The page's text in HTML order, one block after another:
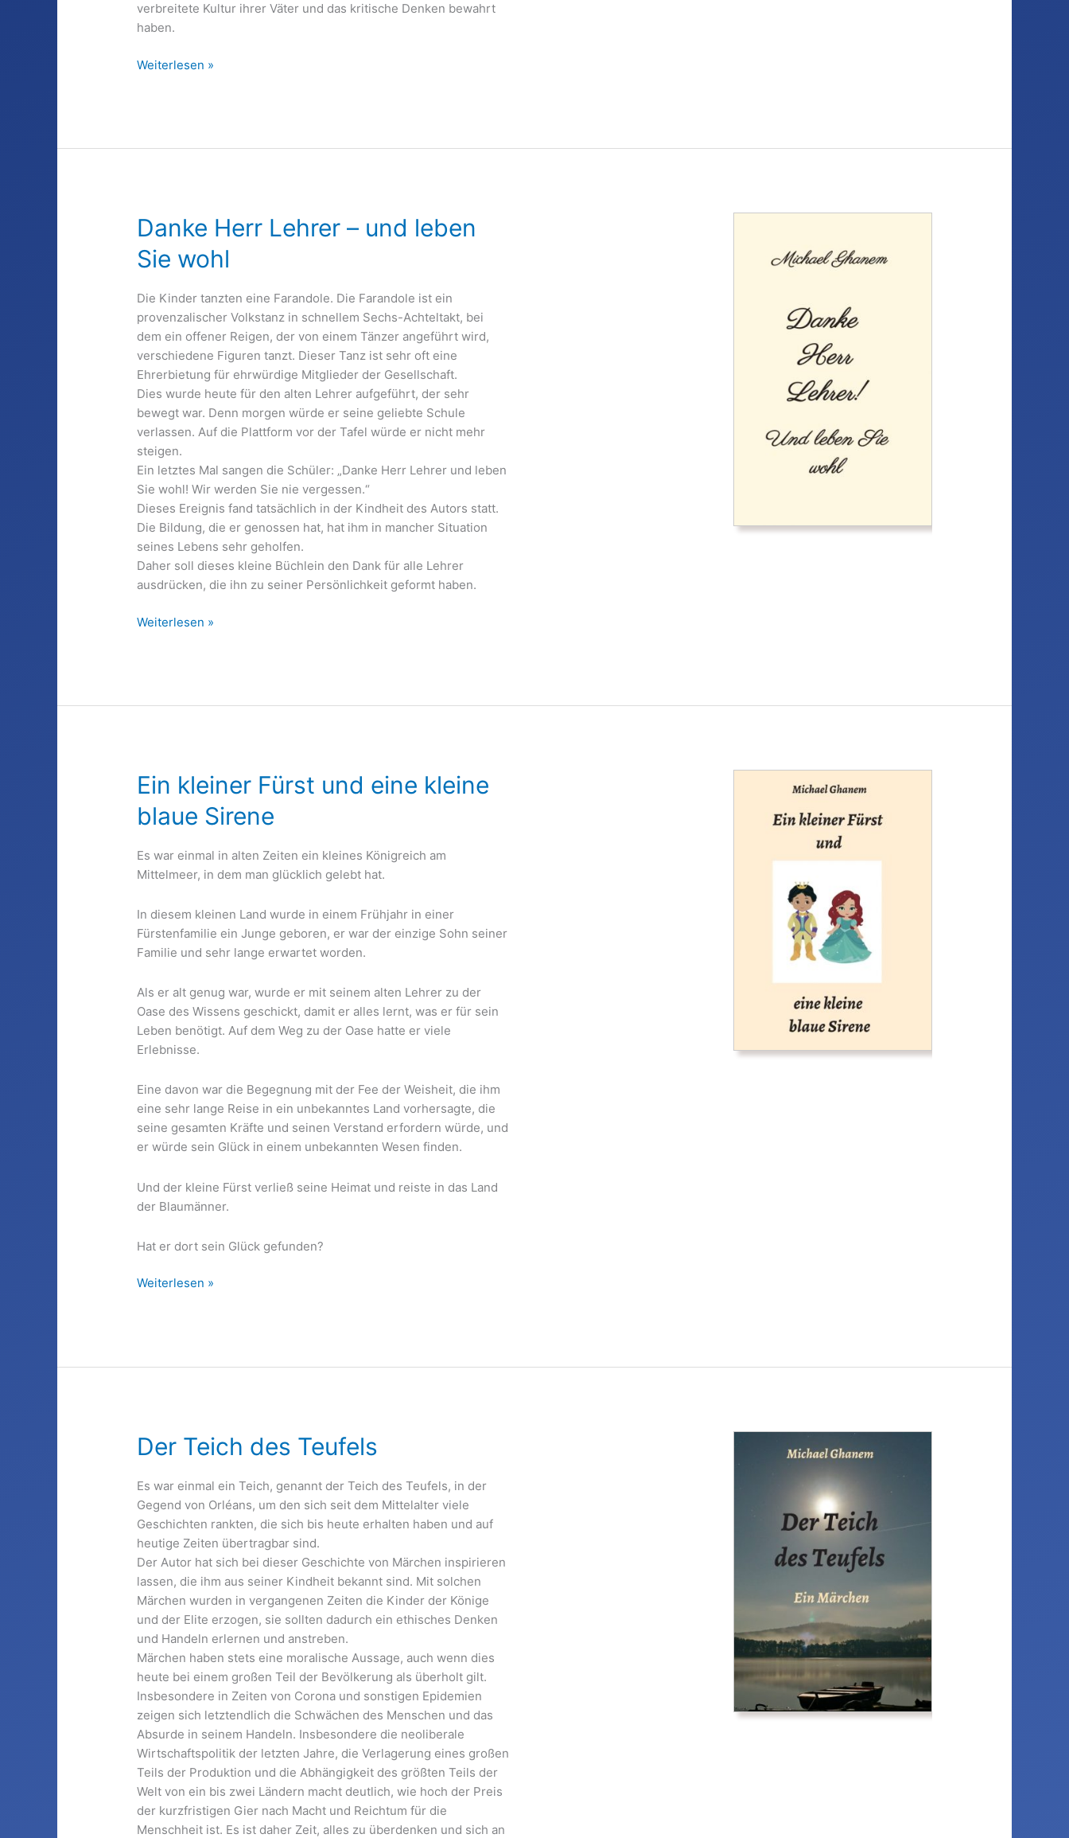
verbreitete Kultur ihrer Väter und das kritische Denken bewahrt
haben.
Leonidas
Weiterlesen »
Danke Herr Lehrer – und leben
Sie wohl
Die Kinder tanzten eine Farandole. Die Farandole ist ein
provenzalischer Volkstanz in schnellem Sechs-Achteltakt, bei
dem ein offener Reigen, der von einem Tänzer angeführt wird,
verschiedene Figuren tanzt. Dieser Tanz ist sehr oft eine
Ehrerbietung für ehrwürdige Mitglieder der Gesellschaft.
Dies wurde heute für den alten Lehrer aufgeführt, der sehr
bewegt war. Denn morgen würde er seine geliebte Schule
verlassen. Auf die Plattform vor der Tafel würde er nicht mehr
steigen.
Ein letztes Mal sangen die Schüler: „Danke Herr Lehrer und leben
Sie wohl! Wir werden Sie nie vergessen.“
Dieses Ereignis fand tatsächlich in der Kindheit des Autors statt.
Die Bildung, die er genossen hat, hat ihm in mancher Situation
seines Lebens sehr geholfen.
Daher soll dieses kleine Büchlein den Dank für alle Lehrer
ausdrücken, die ihn zu seiner Persönlichkeit geformt haben.
Danke
Weiterlesen »
Ein kleiner Fürst und eine kleine
blaue Sirene
Es war einmal in alten Zeiten ein kleines Königreich am
Mittelmeer, in dem man glücklich gelebt hat.
In diesem kleinen Land wurde in einem Frühjahr in einer
Fürstenfamilie ein Junge geboren, er war der einzige Sohn seiner
Familie und sehr lange erwartet worden.
Als er alt genug war, wurde er mit seinem alten Lehrer zu der
Oase des Wissens geschickt, damit er alles lernt, was er für sein
Leben benötigt. Auf dem Weg zu der Oase hatte er viele
Erlebnisse.
Eine davon war die Begegnung mit der Fee der Weisheit, die ihm
eine sehr lange Reise in ein unbekanntes Land vorhersagte, die
seine gesamten Kräfte und seinen Verstand erfordern würde, und
er würde sein Glück in einem unbekannten Wesen finden.
Und der kleine Fürst verließ seine Heimat und reiste in das Land
der Blaumänner.
Hat er dort sein Glück gefunden?
Ein
Weiterlesen »
Der Teich des Teufels
Es war einmal ein Teich, genannt der Teich des Teufels, in der
Gegend von Orléans, um den sich seit dem Mittelalter viele
Geschichten rankten, die sich bis heute erhalten haben und auf
heutige Zeiten übertragbar sind.
Der Autor hat sich bei dieser Geschichte von Märchen inspirieren
lassen, die ihm aus seiner Kindheit bekannt sind. Mit solchen
Märchen wurden in vergangenen Zeiten die Kinder der Könige
und der Elite erzogen, sie sollten dadurch ein ethisches Denken
und Handeln erlernen und anstreben.
Märchen haben stets eine moralische Aussage, auch wenn dies
heute bei einem großen Teil der Bevölkerung als überholt gilt.
Insbesondere in Zeiten von Corona und sonstigen Epidemien
zeigen sich letztendlich die Schwächen des Menschen und das
Absurde in seinem Handeln. Insbesondere die neoliberale
Wirtschaftspolitik der letzten Jahre, die Verlagerung eines großen
Teils der Produktion und die Abhängigkeit des größten Teils der
Welt von ein bis zwei Ländern macht deutlich, wie hoch der Preis
der kurzfristigen Gier nach Macht und Reichtum für die
Menschheit ist. Es ist daher Zeit, alles zu überdenken und sich an